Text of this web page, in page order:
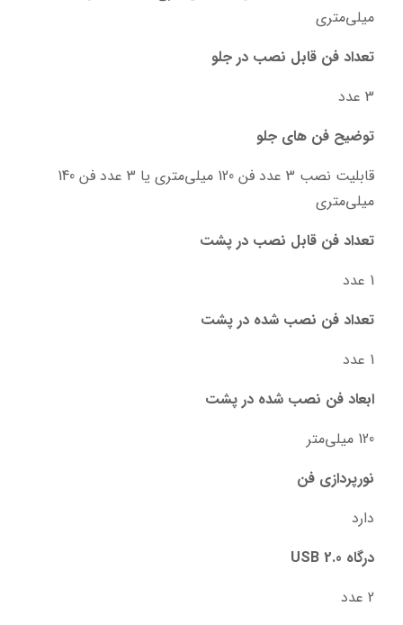
میلی‌متری
تعداد فن قابل نصب در جلو
3 عدد
توضیح فن های جلو
میلی‌متری
تعداد فن قابل نصب در پشت
1 عدد
تعداد فن نصب شده در پشت
1 عدد
ابعاد فن نصب شده در پشت
120 میلی‌متر
نورپردازی فن
دارد
درگاه USB 2.0
2 عدد